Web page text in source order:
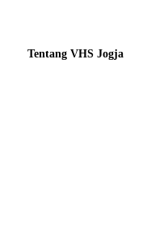
Tentang VHS Jogja